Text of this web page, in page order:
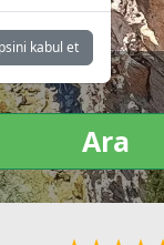
Ara
kabul et